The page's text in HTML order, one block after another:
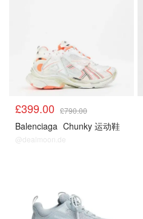
£399.00 £790.00
Balenciaga Chunky 运动鞋
@dealmoon.de